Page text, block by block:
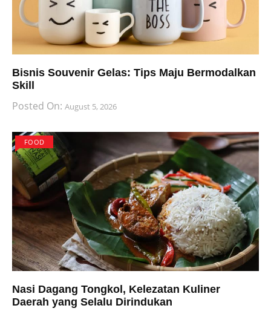
Bisnis Souvenir Gelas: Tips Maju Bermodalkan
Skill
Posted On: August 5, 2026
FOOD
Nasi Dagang Tongkol, Kelezatan Kuliner
Daerah yang Selalu Dirindukan